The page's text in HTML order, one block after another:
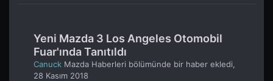
Yeni Mazda 3 Los Angeles Otomobil
Fuar'ında Tanıtıldı
Canuck Mazda Haberleri bölümünde bir haber ekledi,
28 Kasım 2018